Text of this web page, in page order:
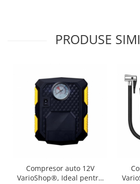
LED,
PRODUSE
Compresor auto 12V
VarioShop®, Ideal pentru